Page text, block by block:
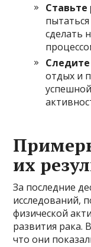
сделать
отдых и
их
За последние
исследований,
физической
развития рака.
что они